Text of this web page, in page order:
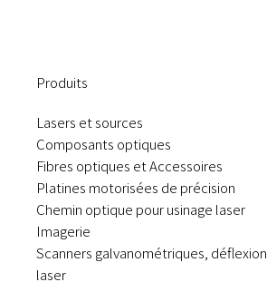
Produits
Lasers et sources
Composants optiques
Fibres optiques et Accessoires
Platines motorisées de précision
Chemin optique pour usinage laser
Imagerie
Scanners galvanométriques, déflexion
laser